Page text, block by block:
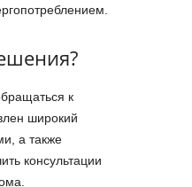
к
широкий
а также
консультации